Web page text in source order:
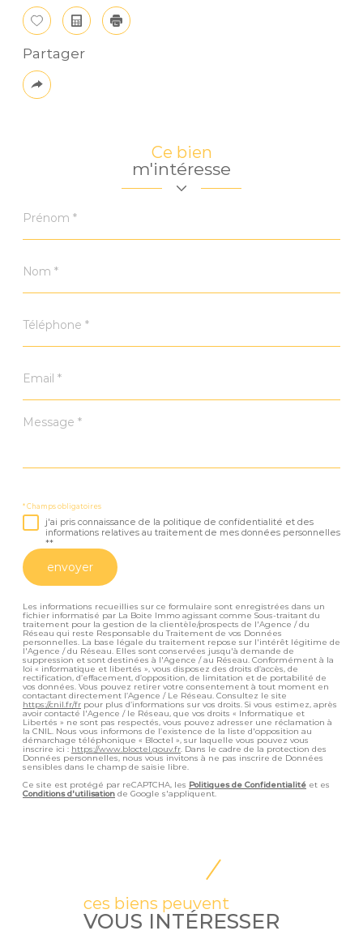
Sélectionner
CalculatriceImprimer
Partager
Plus
de
Ce bien
m'intéresse
*
*
*
Message
* Champs obligatoires
j'ai pris connaissance de la politique de confidentialité et des
informations relatives au traitement de mes données personnelles
**
envoyer
Les informations recueillies sur ce formulaire sont enregistrées dans un
fichier informatisé par La Boite Immo agissant comme Sous-traitant du
traitement pour la gestion de la clientèle/prospects de l'Agence / du
Réseau qui reste Responsable du Traitement de vos Données
personnelles. La base légale du traitement repose sur l'intérêt légitime de
l'Agence / du Réseau. Elles sont conservées jusqu'à demande de
suppression et sont destinées à l'Agence / au Réseau. Conformément à la
loi « informatique et libertés », vous disposez des droits d’accès, de
rectification, d’effacement, d’opposition, de limitation et de portabilité de
vos données. Vous pouvez retirer votre consentement à tout moment en
contactant directement l’Agence / Le Réseau. Consultez le site
https://cnil.fr/fr pour plus d’informations sur vos droits. Si vous estimez, après
avoir contacté l'Agence / le Réseau, que vos droits « Informatique et
Libertés » ne sont pas respectés, vous pouvez adresser une réclamation à
la CNIL. Nous vous informons de l’existence de la liste d'opposition au
démarchage téléphonique « Bloctel », sur laquelle vous pouvez vous
inscrire ici : https://www.bloctel.gouv.fr . Dans le cadre de la protection des
Données personnelles, nous vous invitons à ne pas inscrire de Données
sensibles dans le champ de saisie libre.
Ce site est protégé par reCAPTCHA, les Politiques de Confidentialité et es
Conditions d'utilisation de Google s'appliquent.
ces biens peuvent
VOUS INTÉRESSER